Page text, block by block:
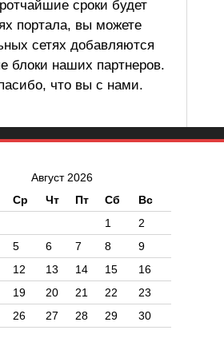
сроки будет
портала, вы можете
сетях добавляются
блоки наших партнеров.
что вы с нами.
Август 2026
Ср Чт Пт Сб
Вс
1
2
5 6 7 8
9
12 13 14 15
16
19 20 21 22
23
26 27 28 29
30